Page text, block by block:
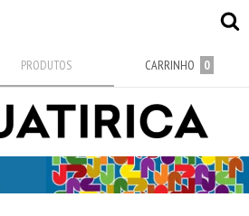
PRODUTOS CARRINHO 0